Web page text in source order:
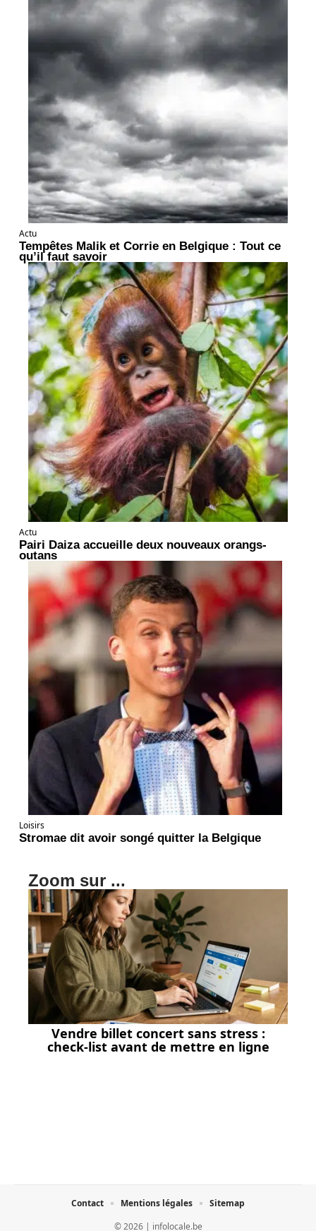
Actu
Tempêtes Malik et Corrie en Belgique : Tout ce
qu’il faut savoir
Actu
Pairi Daiza accueille deux nouveaux orangs-
outans
Loisirs
Stromae dit avoir songé quitter la Belgique
Zoom sur ...
Vendre billet concert sans stress :
check-list avant de mettre en ligne
© 2026 | infolocale.be
Contact Mentions légales Sitemap